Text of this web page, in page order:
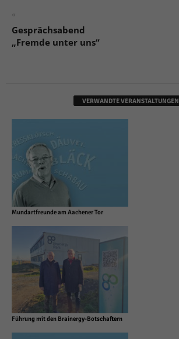
«
Gesprächsabend
„Fremde unter uns“
VERWANDTE VERANSTALTUNGEN
Mundartfreunde am Aachener Tor
Führung mit den Brainergy-Botschaftern